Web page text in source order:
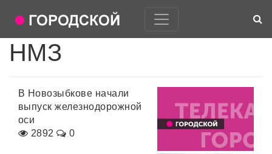
НМЗ
В Новозыбкове начали
выпуск железнодорожной
оси
2892
0